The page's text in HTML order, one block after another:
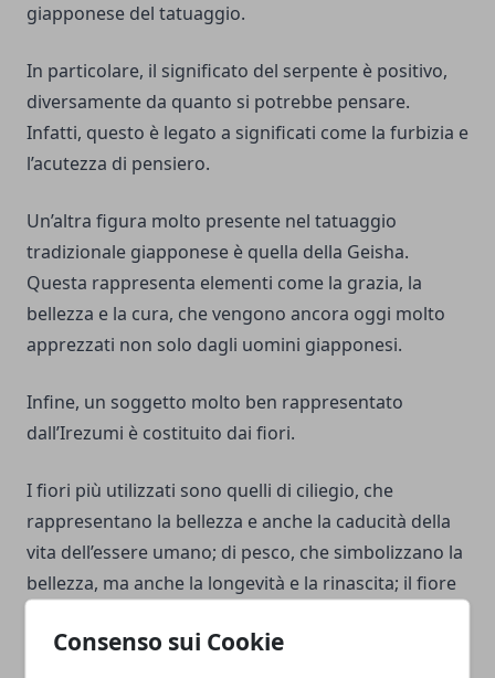
Consenso sui Cookie
giapponese del tatuaggio.
In particolare, il significato del serpente è positivo,
diversamente da quanto si potrebbe pensare.
Infatti, questo è legato a significati come la furbizia e
l’acutezza di pensiero.
Un’altra figura molto presente nel tatuaggio
tradizionale giapponese è quella della Geisha.
Questa rappresenta elementi come la grazia, la
bellezza e la cura, che vengono ancora oggi molto
apprezzati non solo dagli uomini giapponesi.
Infine, un soggetto molto ben rappresentato
dall’Irezumi è costituito dai fiori.
I fiori più utilizzati sono quelli di ciliegio, che
rappresentano la bellezza e anche la caducità della
vita dell’essere umano; di pesco, che simbolizzano la
bellezza, ma anche la longevità e la rinascita; il fiore
dell’anima e della rinascita.